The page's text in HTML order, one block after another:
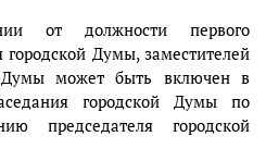
от должности первого
городской Думы, заместителей
Думы может быть включен в
городской Думы по
председателя городской